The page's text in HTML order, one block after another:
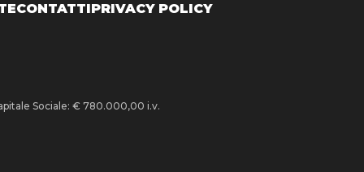
CONTATTIPRIVACY POLICY
Sociale: € 780.000,00 i.v.